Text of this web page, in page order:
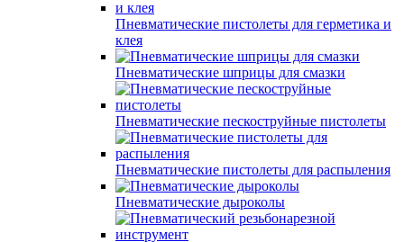
Пневматические пистолеты для герметика и
клея
Пневматические шприцы для смазки
Пневматические пескоструйные пистолеты
Пневматические пистолеты для распыления
Пневматические дыроколы